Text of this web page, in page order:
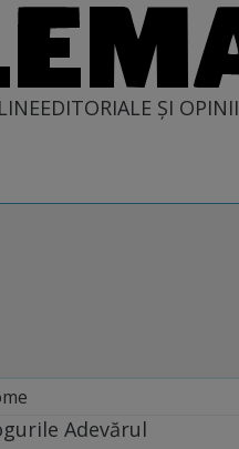
EDITORIALE ȘI OPINII
on-line
Adevărul